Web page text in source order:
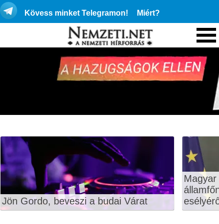
Kövess minket Telegramon! Miért?
Jön Gordo, beveszi a budai Várat